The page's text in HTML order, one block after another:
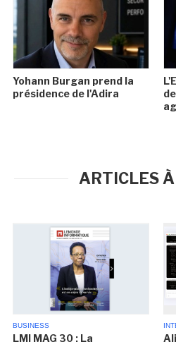
Yohann Burgan prend la
présidence de l'Adira
ARTICLES
BUSINESS
LMI MAG 30 : La